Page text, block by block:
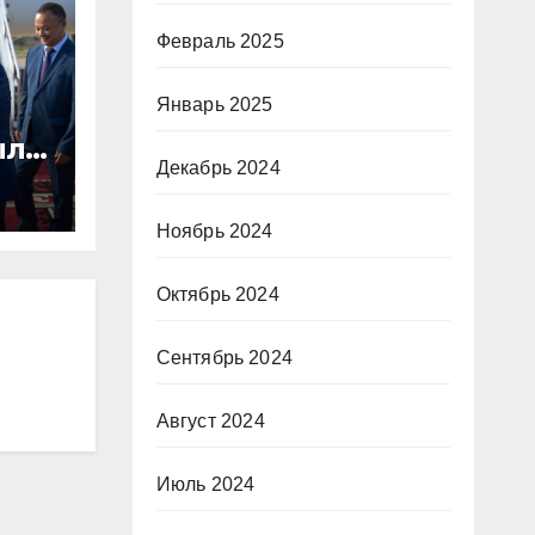
в
Февраль 2025
Январь 2025
Декабрь 2024
Ноябрь 2024
Октябрь 2024
Сентябрь 2024
Август 2024
Июль 2024